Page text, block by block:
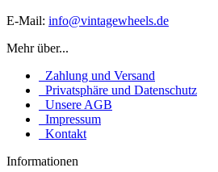
E-Mail: info@vintagewheels.de
Mehr über...
Zahlung und Versand
Privatsphäre und Datenschutz
Unsere AGB
Impressum
Kontakt
Informationen